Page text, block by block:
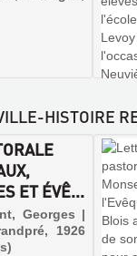
HISTOIRE
ET ÉVÊ...
Georges |
1926